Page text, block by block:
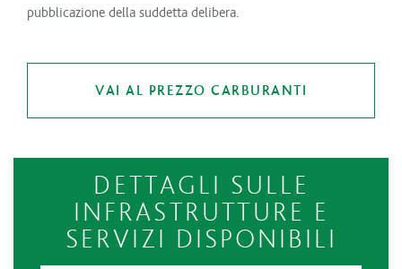
pubblicazione della suddetta delibera.
VAI AL PREZZO CARBURANTI
DETTAGLI SULLE
INFRASTRUTTURE E
SERVIZI DISPONIBILI